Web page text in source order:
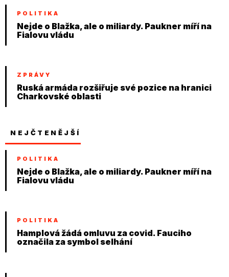
POLITIKA
Nejde o Blažka, ale o miliardy. Paukner míří na
Fialovu vládu
ZPRÁVY
Ruská armáda rozšiřuje své pozice na hranici
Charkovské oblasti
NEJČTENĚJŠÍ
POLITIKA
Nejde o Blažka, ale o miliardy. Paukner míří na
Fialovu vládu
POLITIKA
Hamplová žádá omluvu za covid. Fauciho
označila za symbol selhání